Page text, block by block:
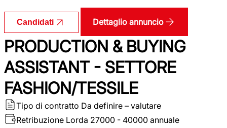
Candidati Dettaglio annuncio
PRODUCTION & BUYING
ASSISTANT - SETTORE
FASHION/TESSILE
Tipo di contratto Da definire – valutare
Retribuzione Lorda 27000 - 40000 annuale